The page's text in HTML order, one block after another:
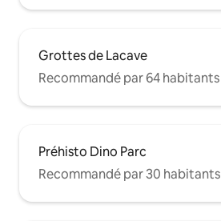
Grottes de Lacave
Recommandé par 64 habitants
Préhisto Dino Parc
Recommandé par 30 habitants